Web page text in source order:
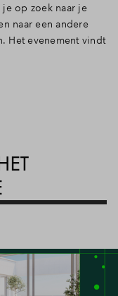
op zoek naar je
naar een andere
Het evenement vindt